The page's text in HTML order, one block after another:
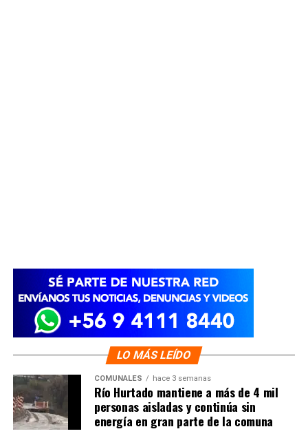
LO MÁS LEÍDO
COMUNALES hace 3 semanas
Río Hurtado mantiene a más de 4 mil
personas aisladas y continúa sin
energía en gran parte de la comuna